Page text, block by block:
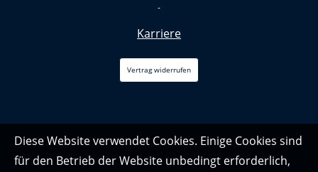
-
Karriere
Vertrag widerrufen
Diese Website verwendet Cookies. Einige Cookies sind
für den Betrieb der Website unbedingt erforderlich,